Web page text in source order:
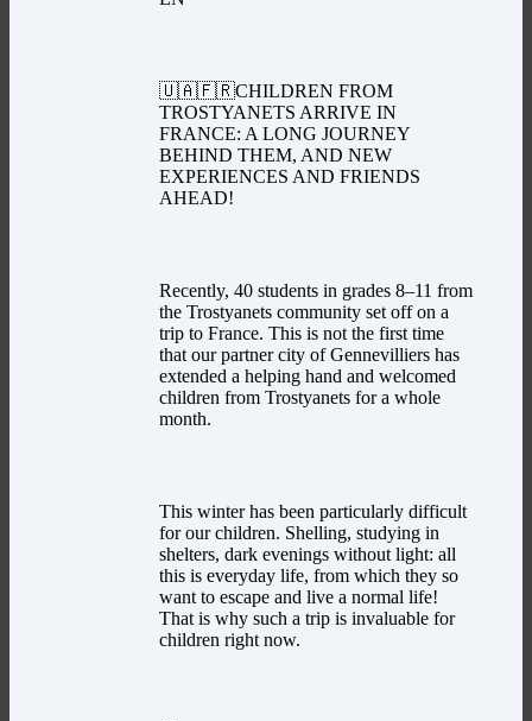
🇺🇦🇫🇷CHILDREN FROM
TROSTYANETS ARRIVE IN
FRANCE: A LONG JOURNEY
BEHIND THEM, AND NEW
EXPERIENCES AND FRIENDS
AHEAD!
Recently, 40 students in grades 8–11 from
the Trostyanets community set off on a
trip to France. This is not the first time
that our partner city of Gennevilliers has
extended a helping hand and welcomed
children from Trostyanets for a whole
month.
This winter has been particularly difficult
for our children. Shelling, studying in
shelters, dark evenings without light: all
this is everyday life, from which they so
want to escape and live a normal life!
That is why such a trip is invaluable for
children right now.